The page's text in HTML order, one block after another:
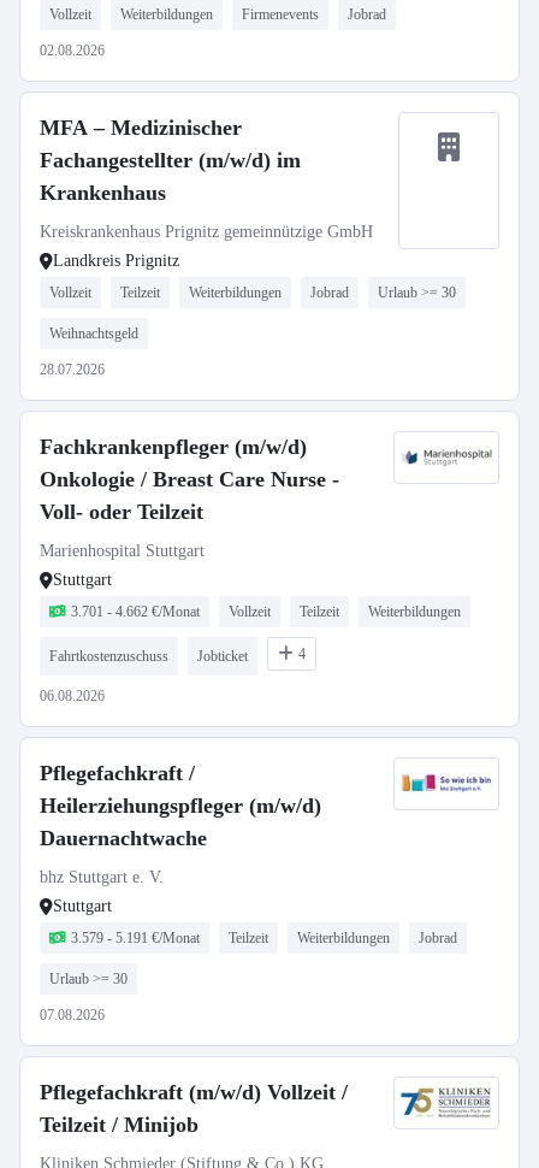
Vollzeit Weiterbildungen Firmenevents Jobrad
02.08.2026
MFA – Medizinischer
Fachangestellter (m/w/d) im
Krankenhaus
Kreiskrankenhaus Prignitz gemeinnützige GmbH
Landkreis Prignitz
Vollzeit Teilzeit Weiterbildungen Jobrad Urlaub >= 30
Weihnachtsgeld
28.07.2026
Fachkrankenpfleger (m/w/d)
Onkologie / Breast Care Nurse -
Voll- oder Teilzeit
Marienhospital Stuttgart
Stuttgart
3.701 - 4.662 €/Monat Vollzeit Teilzeit Weiterbildungen
Fahrtkostenzuschuss Jobticket 4
06.08.2026
Pflegefachkraft /
Heilerziehungspfleger (m/w/d)
Dauernachtwache
bhz Stuttgart e. V.
Stuttgart
3.579 - 5.191 €/Monat Teilzeit Weiterbildungen Jobrad
Urlaub >= 30
07.08.2026
Pflegefachkraft (m/w/d) Vollzeit /
Teilzeit / Minijob
Kliniken Schmieder (Stiftung & Co.) KG